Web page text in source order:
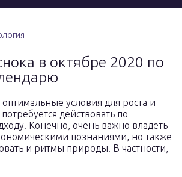
в октябре 2020 по
условия для роста и
действовать по
Конечно, очень важно владеть
познаниями, но также
и ритмы природы. В частности,